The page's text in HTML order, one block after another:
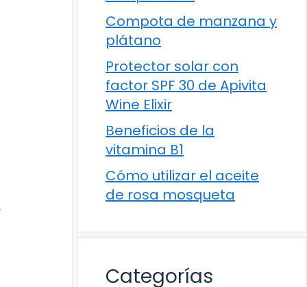
Compota de manzana y
plátano
Protector solar con
factor SPF 30 de Apivita
Wine Elixir
Beneficios de la
vitamina B1
Cómo utilizar el aceite
de rosa mosqueta
Categorías